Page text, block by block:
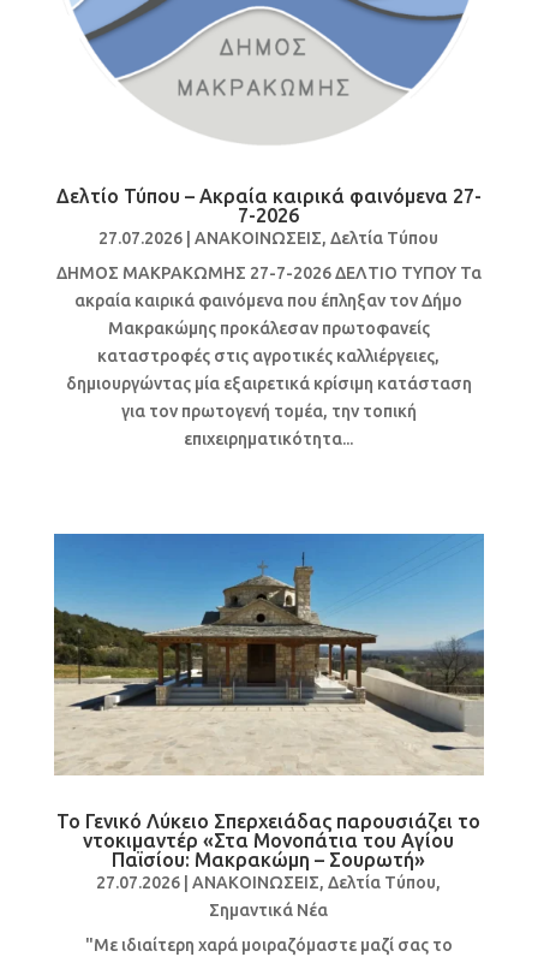
Δελτίο Τύπου – Ακραία καιρικά φαινόμενα 27-
7-2026
27.07.2026 |ΑΝΑΚΟΙΝΩΣΕΙΣ,Δελτία Τύπου
ΔΗΜΟΣ ΜΑΚΡΑΚΩΜΗΣ 27-7-2026 ΔΕΛΤΙΟ ΤΥΠΟΥ Τα
ακραία καιρικά φαινόμενα που έπληξαν τον Δήμο
Μακρακώμης προκάλεσαν πρωτοφανείς
καταστροφές στις αγροτικές καλλιέργειες,
δημιουργώντας μία εξαιρετικά κρίσιμη κατάσταση
για τον πρωτογενή τομέα, την τοπική
επιχειρηματικότητα...
Το Γενικό Λύκειο Σπερχειάδας παρουσιάζει το
ντοκιμαντέρ «Στα Μονοπάτια του Αγίου
Παϊσίου: Μακρακώμη – Σουρωτή»
27.07.2026 |ΑΝΑΚΟΙΝΩΣΕΙΣ,Δελτία Τύπου,
Σημαντικά Νέα
"Με ιδιαίτερη χαρά μοιραζόμαστε μαζί σας το